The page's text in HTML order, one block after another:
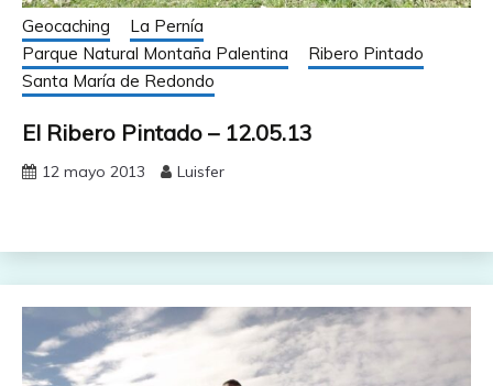
Geocaching
La Pernía
Parque Natural Montaña Palentina
Ribero Pintado
Santa María de Redondo
El Ribero Pintado – 12.05.13
12 mayo 2013 Luisfer